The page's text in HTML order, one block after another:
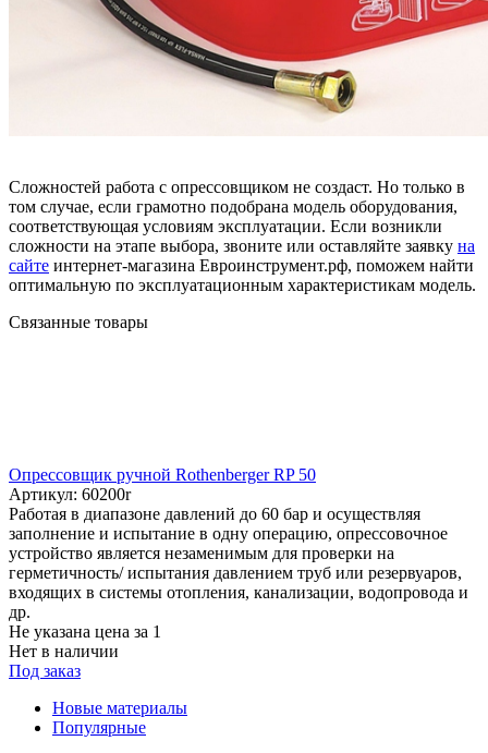
Сложностей работа с опрессовщиком не создаст. Но только в
том случае, если грамотно подобрана модель оборудования,
соответствующая условиям эксплуатации. Если возникли
сложности на этапе выбора, звоните или оставляйте заявку на
сайте интернет-магазина Евроинструмент.рф, поможем найти
оптимальную по эксплуатационным характеристикам модель.
Связанные товары
Опрессовщик ручной Rothenberger RP 50
Артикул: 60200r
Работая в диапазоне давлений до 60 бар и осуществляя
заполнение и испытание в одну операцию, опрессовочное
устройство является незаменимым для проверки на
герметичность/ испытания давлением труб или резервуаров,
входящих в системы отопления, канализации, водопровода и
др.
Не указана цена за 1
Нет в наличии
Под заказ
Новые материалы
Популярные